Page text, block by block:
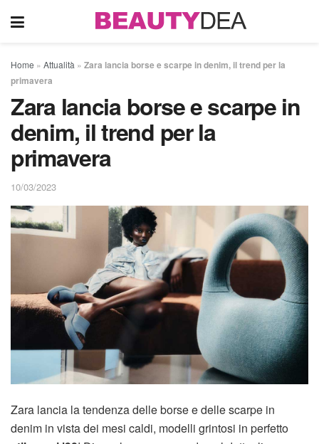
Home » Attualità » Zara lancia borse e scarpe in denim, il trend per la
primavera
Zara lancia borse e scarpe in
denim, il trend per la
primavera
10/03/2023
Zara lancia la tendenza delle borse e delle scarpe in
denim in vista dei mesi caldi, modelli grintosi in perfetto